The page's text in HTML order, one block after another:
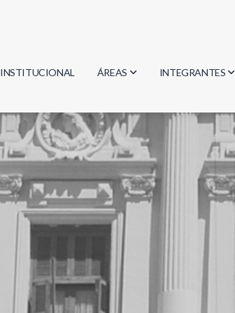
INSTITUCIONAL ÁREAS
Biología
Física
Geociencias
Informática
Matemática
INTEGRANTES
Investigadores
Estudiantes
Egresados